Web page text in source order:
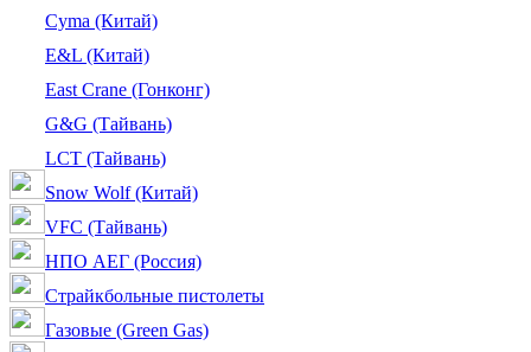
Cyma (Китай)
E&L (Китай)
East Crane (Гонконг)
G&G (Тайвань)
LCT (Тайвань)
Snow Wolf (Китай)
VFC (Тайвань)
НПО АЕГ (Россия)
Страйкбольные пистолеты
Газовые (Green Gas)